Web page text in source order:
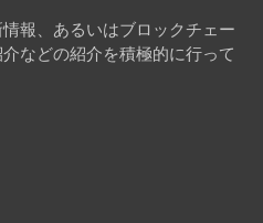
報、あるいはブロックチェー
などの紹介を積極的に行って